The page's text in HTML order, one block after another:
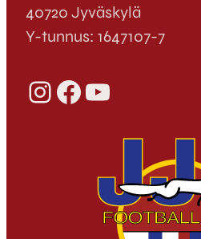
40720 Jyväskylä
Y-tunnus: 1647107-7
InstagramFacebook YouTube